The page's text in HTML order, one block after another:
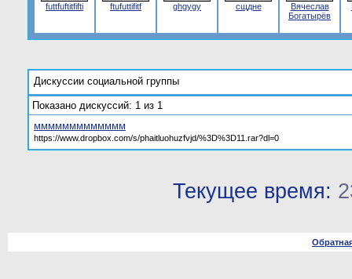
futtfuftitfifti ftufuttifitf ghgygy сщдне
Вячеслав
Богатырёв
Дискуссии социальной группы
Показано дискуссий: 1 из 1
ммммммммммммм
https://www.dropbox.com/s/phaitluohuzfvjd/%3D%3D11.rar?dl=0
Текущее время: